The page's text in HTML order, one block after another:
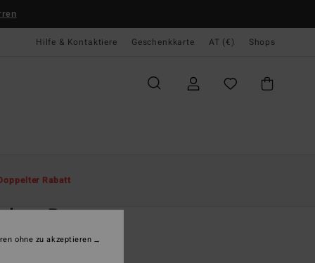
Hilfe & Kontaktiere Geschenkkarte AT (€) Shops
Rabatt
Pro
Schwarz Boardshorts
ohne zu akzeptieren